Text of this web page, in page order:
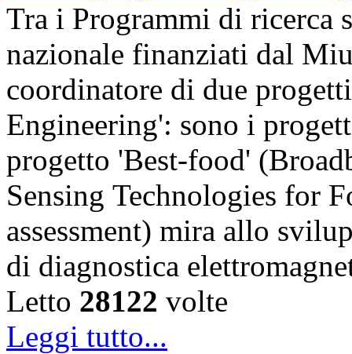
Tra i Programmi di ricerca
nazionale finanziati dal
coordinatore di due
Engineering': sono i
progetto 'Best-food'
Sensing Technologies for
assessment) mira allo
di diagnostica
Letto 28122 volte
Leggi tutto...